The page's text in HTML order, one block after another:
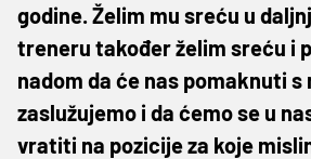
godine. Želim mu sreću u
treneru također želim sreću i
nadom da će nas pomaknuti s
zaslužujemo i da ćemo se u
vratiti na pozicije za koje